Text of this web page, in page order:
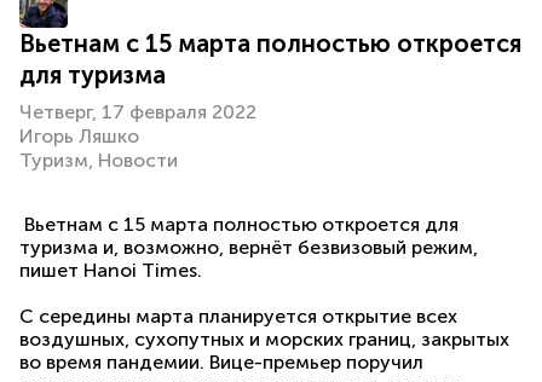
Вьетнам с 15 марта полностью откроется
для туризма
Четверг, 17 февраля 2022
Игорь Ляшко
Туризм Новости
Вьетнам с 15 марта полностью откроется для
туризма и, возможно, вернёт безвизовый режим,
пишет Hanoi Times.
С середины марта планируется открытие всех
воздушных, сухопутных и морских границ, закрытых
во время пандемии. Вице-премьер поручил